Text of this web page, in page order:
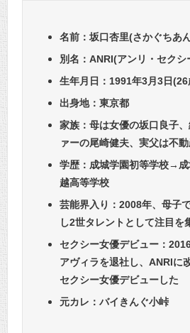
名前：坂口杏里(さかぐちあ
別名：ANRI(アンリ・セクシ
生年月日：1991年3月3日(26
出身地：東京都
家族：母は女優の坂口良子
ァーの尾崎健夫、実父は不
学歴：成城学園初等学校→
越高等学校
芸能界入り：2008年、母子
し2世タレントとして注目を
セクシー女優デビュー：
アヴィラを退社し、ANRIに
セクシー女優デビューした
元カレ：バイきんぐ小峠